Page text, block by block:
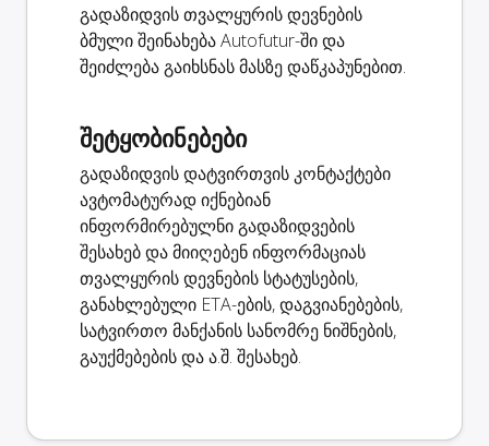
გადაზიდვის თვალყურის დევნების
ბმული შეინახება Autofutur-ში და
შეიძლება გაიხსნას მასზე დაწკაპუნებით.
შეტყობინებები
გადაზიდვის დატვირთვის კონტაქტები
ავტომატურად იქნებიან
ინფორმირებულნი გადაზიდვების
შესახებ და მიიღებენ ინფორმაციას
თვალყურის დევნების სტატუსების,
განახლებული ETA-ების, დაგვიანებების,
სატვირთო მანქანის სანომრე ნიშნების,
გაუქმებების და ა.შ. შესახებ.